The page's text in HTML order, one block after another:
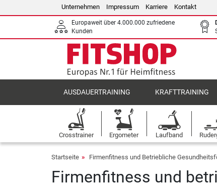
Unternehmen Impressum Karriere Kontakt
Europaweit über 4.000.000 zufriedene
Kunden
AUSDAUERTRAINING KRAFTTRAINING
Crosstrainer Ergometer Laufband
Startseite Firmenfitness und Betriebliche
Firmenfitness und